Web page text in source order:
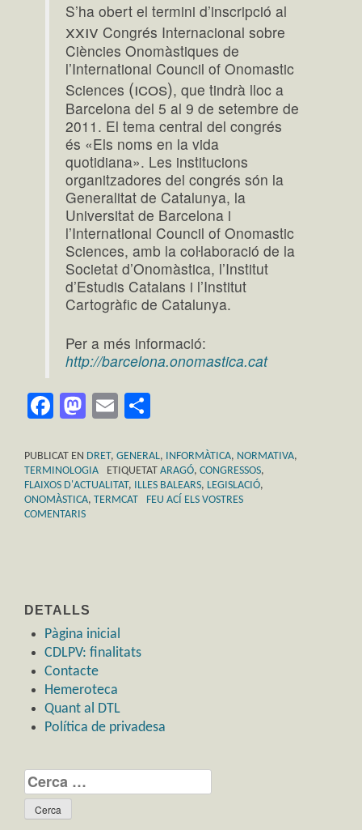
S’ha obert el termini d’inscripció al
xxiv Congrés Internacional sobre
Ciències Onomàstiques de
l’International Council of Onomastic
Sciences (icos), que tindrà lloc a
Barcelona del 5 al 9 de setembre de
2011. El tema central del congrés
és «Els noms en la vida
quotidiana». Les institucions
organitzadores del congrés són la
Generalitat de Catalunya, la
Universitat de Barcelona i
l’International Council of Onomastic
Sciences, amb la coŀlaboració de la
Societat d’Onomàstica, l’Institut
d’Estudis Catalans i l’Institut
Cartogràfic de Catalunya.
Per a més informació:
http://barcelona.onomastica.cat
Facebook
Mastodon
Email
PUBLICAT EN DRET, GENERAL, INFORMÀTICA, NORMATIVA,
TERMINOLOGIA
ETIQUETAT ARAGÓ, CONGRESSOS,
FLAIXOS D'ACTUALITAT, ILLES BALEARS, LEGISLACIÓ,
ONOMÀSTICA, TERMCAT
FEU ACÍ ELS VOSTRES
COMENTARIS
DETALLS
Pàgina inicial
CDLPV: finalitats
Contacte
Hemeroteca
Quant al DTL
Política de privadesa
Cerca: